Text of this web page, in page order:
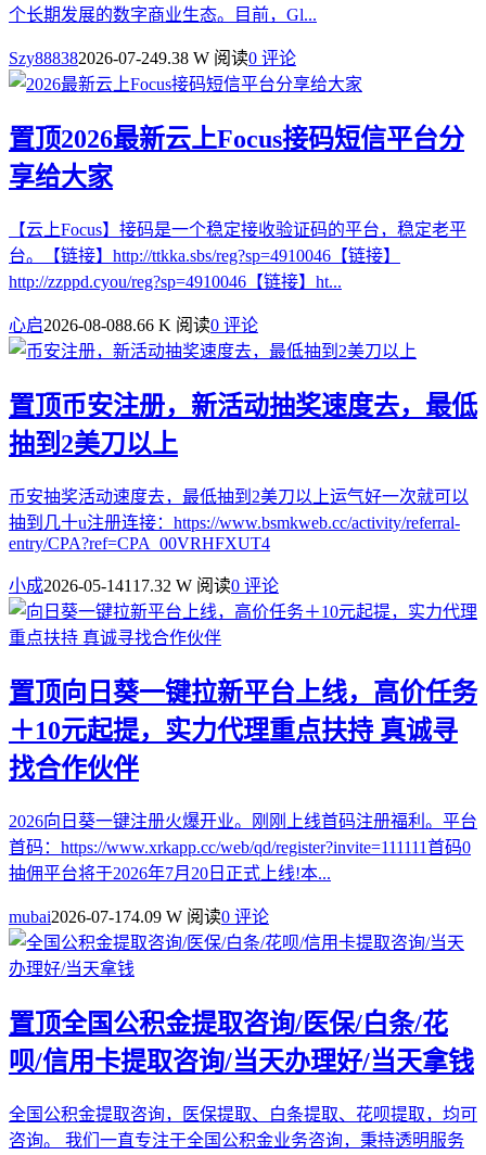
个长期发展的数字商业生态。目前，Gl...
Szy888382026-07-249.38 W 阅读0 评论
置顶2026最新云上Focus接码短信平台分
享给大家
【云上Focus】接码是一个稳定接收验证码的平台，稳定老平
台。【链接】http://ttkka.sbs/reg?sp=4910046【链接】
http://zzppd.cyou/reg?sp=4910046【链接】ht...
心启2026-08-088.66 K 阅读0 评论
置顶币安注册，新活动抽奖速度去，最低
抽到2美刀以上
币安抽奖活动速度去，最低抽到2美刀以上运气好一次就可以
抽到几十u注册连接：https://www.bsmkweb.cc/activity/referral-
entry/CPA?ref=CPA_00VRHFXUT4
小成2026-05-14117.32 W 阅读0 评论
置顶向日葵一键拉新平台上线，高价任务
＋10元起提，实力代理重点扶持 真诚寻
找合作伙伴
2026向日葵一键注册火爆开业。刚刚上线首码注册福利。平台
首码：https://www.xrkapp.cc/web/qd/register?invite=111111首码0
抽佣平台将于2026年7月20日正式上线!本...
mubai2026-07-174.09 W 阅读0 评论
置顶全国公积金提取咨询/医保/白条/花
呗/信用卡提取咨询/当天办理好/当天拿钱
全国公积金提取咨询，医保提取、白条提取、花呗提取，均可
咨询。 我们一直专注于全国公积金业务咨询，秉持透明服务